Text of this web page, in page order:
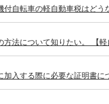
付自転車の軽自動車税はどう
法について知りたい。 【軽
加入する際に必要な証明書に